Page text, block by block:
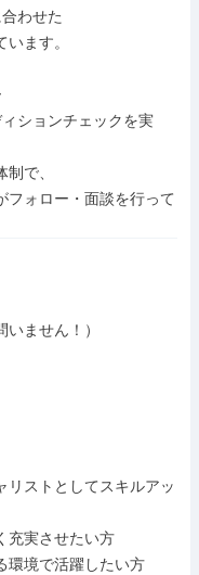
わせた
ます。
ションチェックを実
で、
フォロー・面談を行って
ません！）
ストとしてスキルアッ
充実させたい方
環境で活躍したい方